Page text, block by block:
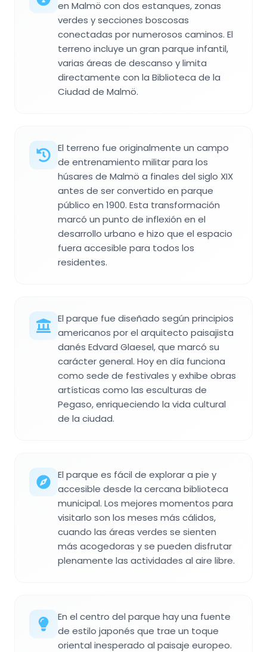
en Malmö con dos estanques, zonas
verdes y secciones boscosas
conectadas por numerosos caminos. El
terreno incluye un gran parque infantil,
varias áreas de descanso y limita
directamente con la Biblioteca de la
Ciudad de Malmö.
El terreno fue originalmente un campo
de entrenamiento militar para los
húsares de Malmö a finales del siglo XIX
antes de ser convertido en parque
público en 1900. Esta transformación
marcó un punto de inflexión en el
desarrollo urbano e hizo que el espacio
fuera accesible para todos los
residentes.
El parque fue diseñado según principios
americanos por el arquitecto paisajista
danés Edvard Glaesel, que marcó su
carácter general. Hoy en día funciona
como sede de festivales y exhibe obras
artísticas como las esculturas de
Pegaso, enriqueciendo la vida cultural
de la ciudad.
El parque es fácil de explorar a pie y
accesible desde la cercana biblioteca
municipal. Los mejores momentos para
visitarlo son los meses más cálidos,
cuando las áreas verdes se sienten
más acogedoras y se pueden disfrutar
plenamente las actividades al aire libre.
En el centro del parque hay una fuente
de estilo japonés que trae un toque
oriental inesperado al paisaje europeo.